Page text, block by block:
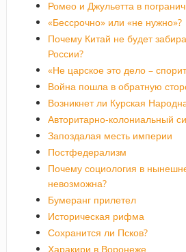
Ромео и Джульетта в
«Бессрочно» или «не нужно»?
Почему Китай не будет
России?
«Не царское это дело –
Война пошла в обратную
Возникнет ли Курская
Авторитарно-колониальный
Запоздалая месть империи
Постфедерализм
Почему социология в
невозможна?
Бумеранг прилетел
Историческая рифма
Сохранится ли Псков?
Харакири в Воронеже